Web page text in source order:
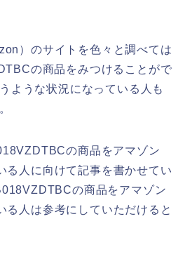
）のサイトを色々と調べては
の商品をみつけることがで
ような状況になっている人も
の商品をアマゾン
る人に向けて記事を書かせてい
の商品をアマゾン
る人は参考にしていただけると